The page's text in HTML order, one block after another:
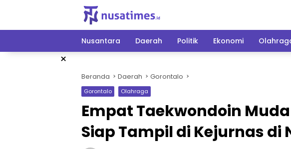
Nusantara Daerah Politik Ekonomi
×
Beranda Daerah Gorontalo
Gorontalo Olahraga
Empat Taekwondoin Muda
Siap Tampil di Kejurnas di